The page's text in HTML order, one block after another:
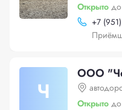
Открыто
+7
Ч
ООО
Открыто